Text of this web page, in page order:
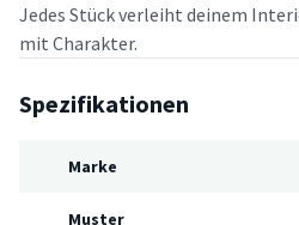
Jedes Stück verleiht deinem
mit Charakter.
Spezifikationen
Marke
Muster